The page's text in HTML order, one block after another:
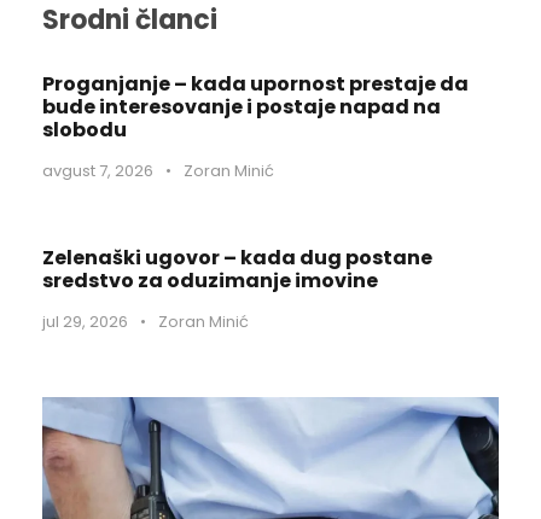
Srodni članci
Proganjanje – kada upornost prestaje da
bude interesovanje i postaje napad na
slobodu
avgust 7, 2026 • Zoran Minić
Zelenaški ugovor – kada dug postane
sredstvo za oduzimanje imovine
jul 29, 2026 • Zoran Minić